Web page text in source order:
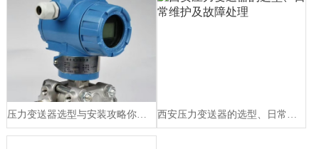
压力变送器选型与安装攻略你会吗?